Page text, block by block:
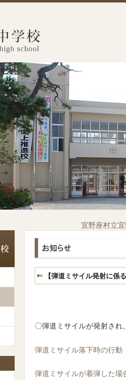
宜野座村立
【弾道ミサイル発射に係
〇弾道ミサイルが発射さ
弾道ミサイル落下時の行動
弾道ミサイルが着弾した場